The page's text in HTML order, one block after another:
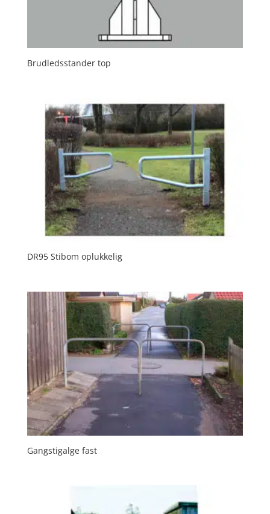
Brudledsstander top
DR95 Stibom oplukkelig
Gangstigalge fast